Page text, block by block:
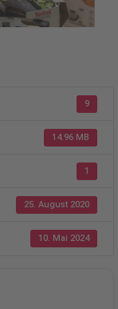
9
14.96 MB
1
25. August 2020
10. Mai 2024